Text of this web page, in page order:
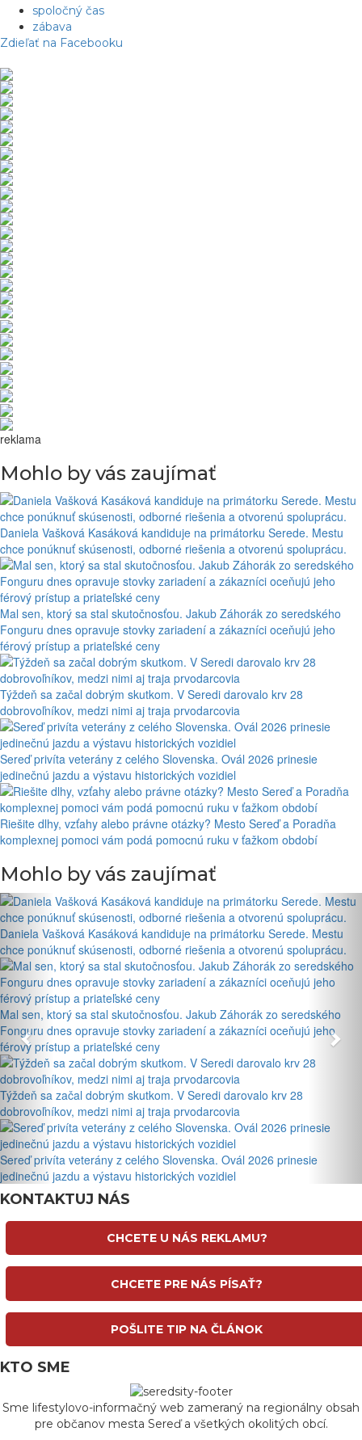
spoločný čas
zábava
Zdieľať na Facebooku
reklama
Mohlo by vás zaujímať
Daniela Vašková Kasáková kandiduje na primátorku Serede. Mestu
chce ponúknuť skúsenosti, odborné riešenia a otvorenú spoluprácu.
Mal sen, ktorý sa stal skutočnosťou. Jakub Záhorák zo seredského
Fonguru dnes opravuje stovky zariadení a zákazníci oceňujú jeho
férový prístup a priateľské ceny
Týždeň sa začal dobrým skutkom. V Seredi darovalo krv 28
dobrovoľníkov, medzi nimi aj traja prvodarcovia
Sereď privíta veterány z celého Slovenska. Ovál 2026 prinesie
jedinečnú jazdu a výstavu historických vozidiel
Riešite dlhy, vzťahy alebo právne otázky? Mesto Sereď a Poradňa
komplexnej pomoci vám podá pomocnú ruku v ťažkom období
Mohlo by vás zaujímať
Daniela Vašková Kasáková kandiduje na primátorku Serede. Mestu
chce ponúknuť skúsenosti, odborné riešenia a otvorenú spoluprácu.
Mal sen, ktorý sa stal skutočnosťou. Jakub Záhorák zo seredského
Fonguru dnes opravuje stovky zariadení a zákazníci oceňujú jeho
férový prístup a priateľské ceny
Týždeň sa začal dobrým skutkom. V Seredi darovalo krv 28
dobrovoľníkov, medzi nimi aj traja prvodarcovia
Sereď privíta veterány z celého Slovenska. Ovál 2026 prinesie
jedinečnú jazdu a výstavu historických vozidiel
KONTAKTUJ NÁS
CHCETE U NÁS REKLAMU?
CHCETE PRE NÁS PÍSAŤ?
POŠLITE TIP NA ČLÁNOK
KTO SME
Sme lifestylovo-informačný web zameraný na regionálny obsah
pre občanov mesta Sereď a všetkých okolitých obcí.